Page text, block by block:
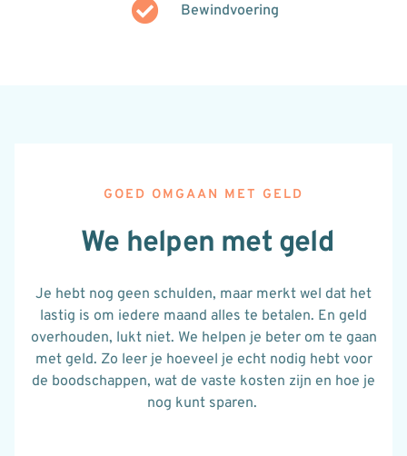
Bewindvoering
GOED OMGAAN MET GELD
We helpen met geld
Je hebt nog geen schulden, maar merkt wel dat het
lastig is om iedere maand alles te betalen. En geld
overhouden, lukt niet. We helpen je beter om te gaan
met geld. Zo leer je hoeveel je echt nodig hebt voor
de boodschappen, wat de vaste kosten zijn en hoe je
nog kunt sparen.